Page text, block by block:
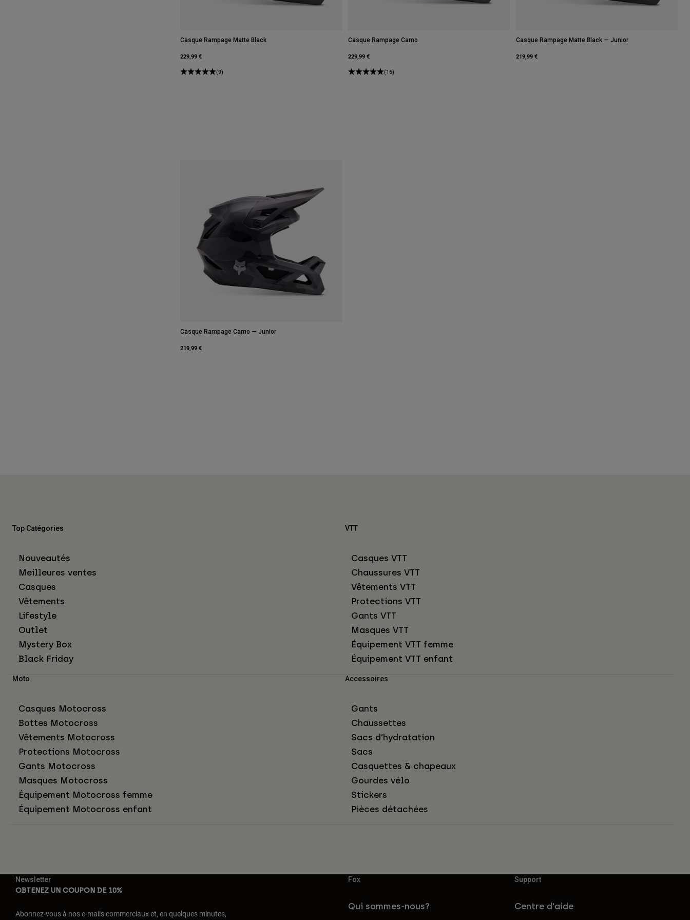
Casque Rampage Matte Black
229,99 €
(9)
Casque Rampage Camo
229,99 €
(16)
Casque Rampage Matte Black — Junior
219,99 €
Casque Rampage Camo — Junior
219,99 €
Top Catégories
Nouveautés
Meilleures ventes
Casques
Vêtements
Lifestyle
Outlet
Mystery Box
Black Friday
VTT
Casques VTT
Chaussures VTT
Vêtements VTT
Protections VTT
Gants VTT
Masques VTT
Équipement VTT femme
Équipement VTT enfant
Moto
Casques Motocross
Bottes Motocross
Vêtements Motocross
Protections Motocross
Gants Motocross
Masques Motocross
Équipement Motocross femme
Équipement Motocross enfant
Accessoires
Gants
Chaussettes
Sacs d’hydratation
Sacs
Casquettes & chapeaux
Gourdes vélo
Stickers
Pièces détachées
Newsletter
OBTENEZ UN COUPON DE 10%
Abonnez-vous à nos e-mails commerciaux et, en quelques minutes,
Fox
Qui sommes-nous?
Support
Centre d'aide